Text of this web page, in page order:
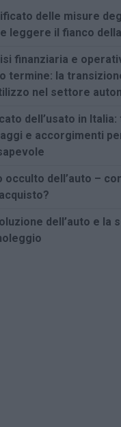
delle misure
leggere il fianco
finanziaria e
termine: la
nel settore
dell’usato in
e accorgimenti
occulto dell’auto –
dell’auto e